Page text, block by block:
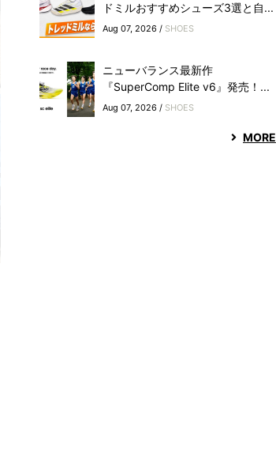
ドミルおすすめシューズ3選と自...
Aug 07, 2026 / SHOES
ニューバランス最新作
『SuperComp Elite v6』発売！...
Aug 07, 2026 / SHOES
MORE